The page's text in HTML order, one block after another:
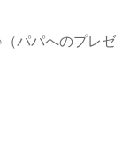
パパへのプレゼ